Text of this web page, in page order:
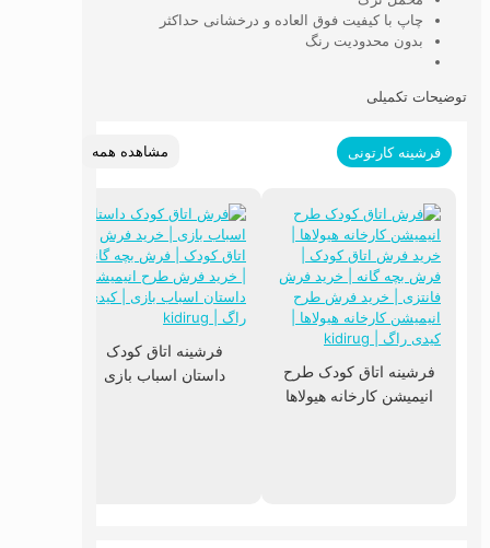
چاپ با کیفیت فوق العاده و درخشانی حداکثر
بدون محدودیت رنگ
توضیحات تکمیلی
فرشینه کارتونی مشاهده همه
فرشینه اتاق کودک طرح
انیمیشن کارخانه هیولاها
فرشینه اتاق کودک
داستان اسباب بازی